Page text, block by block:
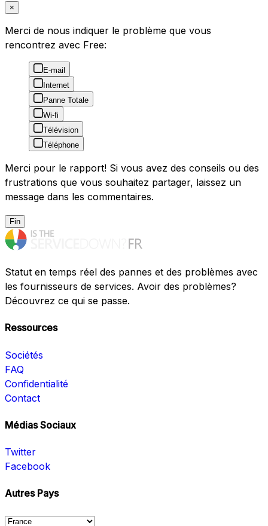
×
Merci de nous indiquer le problème que vous
rencontrez avec Free:
E-mail
Internet
Panne Totale
Wi-fi
Télévision
Téléphone
Merci pour le rapport! Si vous avez des conseils ou des
frustrations que vous souhaitez partager, laissez un
message dans les commentaires.
Fin
Statut en temps réel des pannes et des problèmes avec
les fournisseurs de services. Avoir des problèmes?
Découvrez ce qui se passe.
Ressources
Sociétés
FAQ
Confidentialité
Contact
Médias Sociaux
Twitter
Facebook
Autres Pays